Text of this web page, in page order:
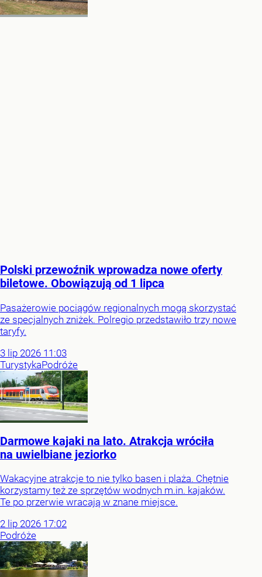
Polski przewoźnik wprowadza nowe oferty
biletowe. Obowiązują od 1 lipca
Pasażerowie pociągów regionalnych mogą skorzystać
ze specjalnych zniżek. Polregio przedstawiło trzy nowe
taryfy.
3 lip 2026 11:03
TurystykaPodróże
Darmowe kajaki na lato. Atrakcja wróciła
na uwielbiane jeziorko
Wakacyjne atrakcje to nie tylko basen i plaża. Chętnie
korzystamy też ze sprzętów wodnych m.in. kajaków.
Te po przerwie wracają w znane miejsce.
2 lip 2026 17:02
Podróże